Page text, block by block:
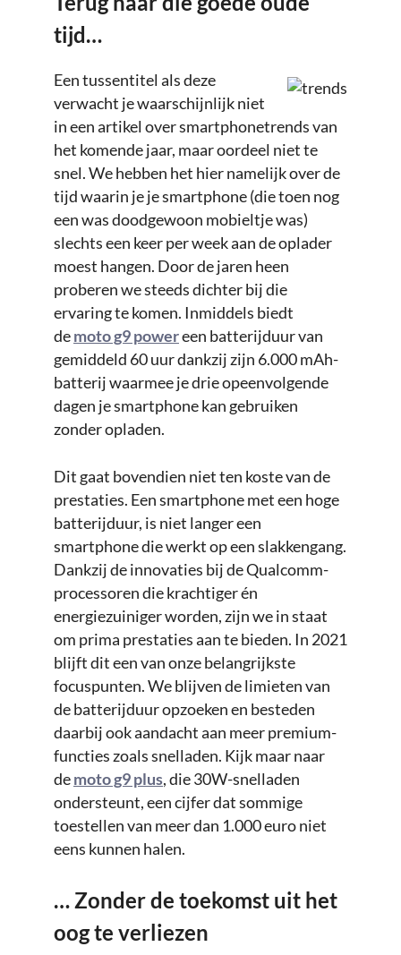
tijd…
Een tussentitel als deze
verwacht je waarschijnlijk niet
in een artikel over smartphonetrends van
het komende jaar, maar oordeel niet te
snel. We hebben het hier namelijk over de
tijd waarin je je smartphone (die toen nog
een was doodgewoon mobieltje was)
slechts een keer per week aan de oplader
moest hangen. Door de jaren heen
proberen we steeds dichter bij die
ervaring te komen. Inmiddels biedt
demoto g9 powereen batterijduur van
gemiddeld 60 uur dankzij zijn 6.000 mAh-
batterij waarmee je drie opeenvolgende
dagen je smartphone kan gebruiken
zonder opladen.
Dit gaat bovendien niet ten koste van de
prestaties. Een smartphone met een hoge
batterijduur, is niet langer een
smartphone die werkt op een slakkengang.
Dankzij de innovaties bij de Qualcomm-
processoren die krachtiger én
energiezuiniger worden, zijn we in staat
om prima prestaties aan te bieden. In 2021
blijft dit een van onze belangrijkste
focuspunten. We blijven de limieten van
de batterijduur opzoeken en besteden
daarbij ook aandacht aan meer premium-
functies zoals snelladen. Kijk maar naar
demoto g9 plus, die 30W-snelladen
ondersteunt, een cijfer dat sommige
toestellen van meer dan 1.000 euro niet
eens kunnen halen.
… Zonder de toekomst uit het
oog te verliezen